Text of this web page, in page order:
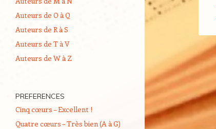
Auteurs de O à Q
Auteurs de R à S
Auteurs de T à V
Auteurs de W à Z
PREFERENCES
Cinq cœurs – Excellent !
Quatre cœurs – Très bien (A à G)